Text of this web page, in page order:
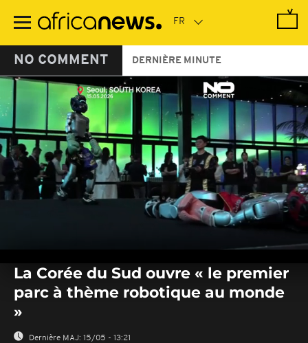
contenu
NO COMMENT DERNIÈRE MINUTE
seconds
seconds
La Corée du Sud ouvre « le premier
parc à thème robotique au monde
»
Dernière MAJ: 15/05 - 13:21